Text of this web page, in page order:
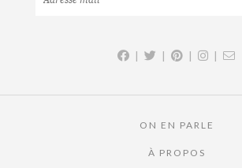
| | | |
ON EN PARLE
À PROPOS